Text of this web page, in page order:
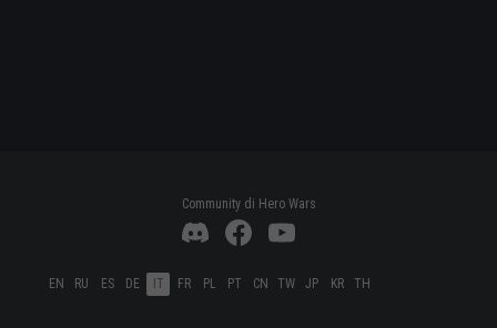
Community di Hero Wars
EN RU ES DE IT FR PL PT CN TW JP KR TH